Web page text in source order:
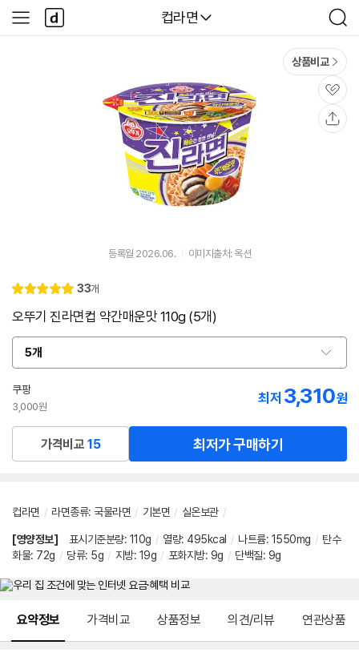
다나와
컵라면
검
색
사
이
다
나
와
상품비교
관
심
등록월 2026.06. 이미지출처: 옥션
별
5.
리
33개
오뚜기 진라면컵 약간매운맛 110g (5개)
5개
옵
션
선
택
쿠팡
3,000원
최저 3,310원
가격비교 15 최저가 구매하기
컵라면 / 라면종류: 국물라면 / 기본면 / 실온보관 /
[영양정보] 표시기준분량: 110g / 열량: 495kcal / 나트륨: 1550mg / 탄수
화물: 72g / 당류: 5g / 지방: 19g / 포화지방: 9g / 단백질: 9g
요약정보 가격비교 상품정보 의견/리뷰 연관상품